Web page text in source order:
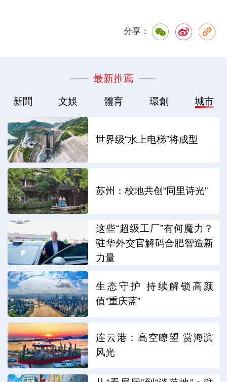
分享：
最新推薦
新聞 文娛 體育 環創 城市
世界级“水上电梯”将成型
苏州：校地共创“同里诗光”
这些“超级工厂”有何魔力？
驻华外交官解码合肥智造新
力量
生态守护 持续解锁高颜
值“重庆蓝”
连云港：高空瞭望 赏海滨
风光